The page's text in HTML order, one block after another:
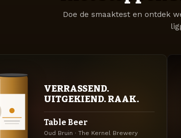
Doe de smaaktest en ontdek
VERRASSEND.
UITGEKIEND. RAAK.
Table Beer
Oud Bruin · The Kernel Brewery